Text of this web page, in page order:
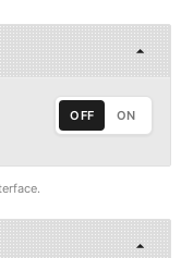
OFF ON